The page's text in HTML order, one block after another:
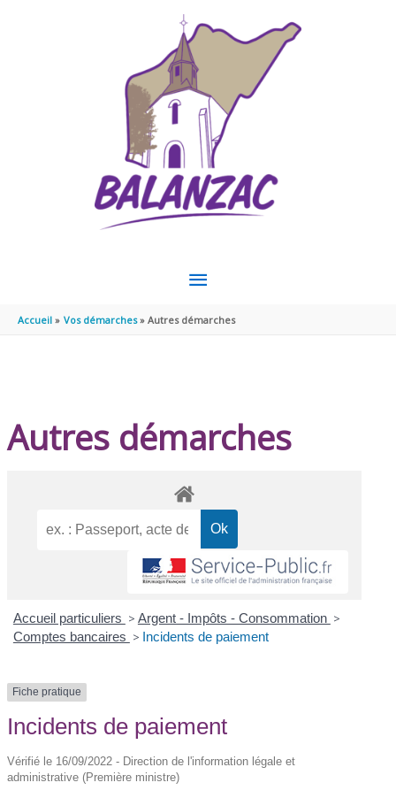
MENU
PRINCIPAL
Accueil Vos démarches Autres démarches
Autres démarches
Accueil particuliers > Argent - Impôts - Consommation >
Comptes bancaires > Incidents de paiement
Fiche pratique
Incidents de paiement
Vérifié le 16/09/2022 - Direction de l'information légale et
administrative (Première ministre)